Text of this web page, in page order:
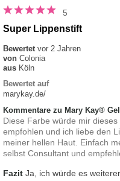
5
Super Lippenstift
Bewertet vor 2 Jahren
von Colonia
aus Köln
Bewertet auf
marykay.de/
Kommentare zu Mary Kay®
Diese Farbe würde mir
empfohlen und ich liebe den
meiner hellen Haut. Einfach
selbst Consultant und
Fazit Ja, ich würde es